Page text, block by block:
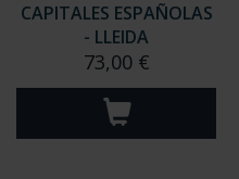
CAPITALES ESPAÑOLAS
- LLEIDA
73,00 €